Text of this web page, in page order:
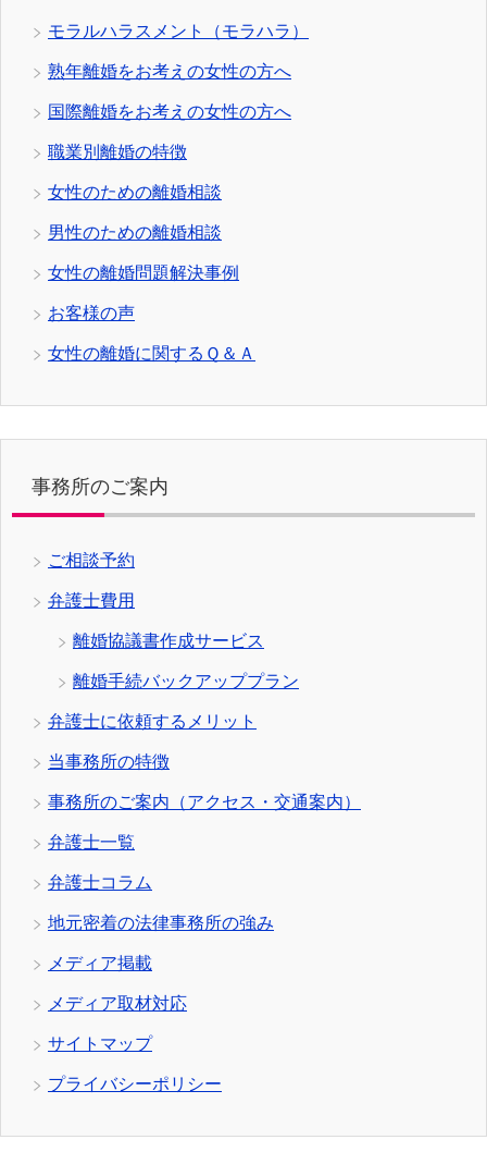
モラルハラスメント（モラハラ）
熟年離婚をお考えの女性の方へ
国際離婚をお考えの女性の方へ
職業別離婚の特徴
女性のための離婚相談
男性のための離婚相談
女性の離婚問題解決事例
お客様の声
女性の離婚に関するＱ＆Ａ
事務所のご案内
ご相談予約
弁護士費用
離婚協議書作成サービス
離婚手続バックアッププラン
弁護士に依頼するメリット
当事務所の特徴
事務所のご案内（アクセス・交通案内）
弁護士一覧
弁護士コラム
地元密着の法律事務所の強み
メディア掲載
メディア取材対応
サイトマップ
プライバシーポリシー